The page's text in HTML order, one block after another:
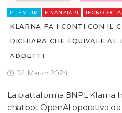
PREMIUM FINANZIARI TECNOLOGIA
KLARNA FA I CONTI CON IL
DICHIARA CHE EQUIVALE AL
ADDETTI
04 Marzo 2024
La piattaforma BNPL Klarna
chatbot OpenAI operativo da